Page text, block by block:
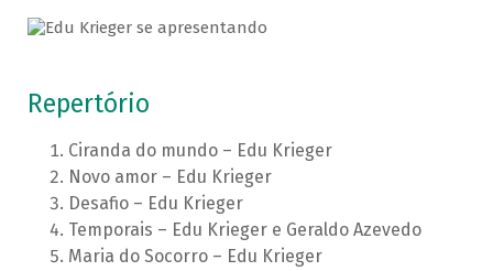
Repertório
Ciranda do mundo – Edu Krieger
Novo amor – Edu Krieger
Desafio – Edu Krieger
Temporais – Edu Krieger e Geraldo Azevedo
Maria do Socorro – Edu Krieger